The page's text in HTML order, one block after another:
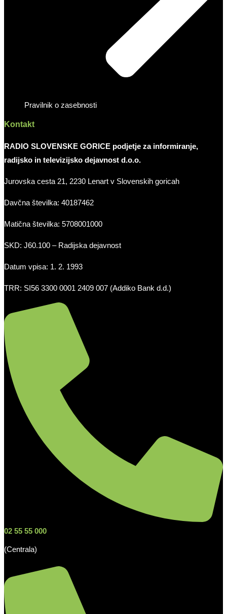
Pravilnik o zasebnosti
Kontakt
RADIO SLOVENSKE GORICE podjetje za informiranje,
radijsko in televizijsko dejavnost d.o.o.
Jurovska cesta 21, 2230 Lenart v Slovenskih goricah
Davčna številka: 40187462
Matična številka: 5708001000
SKD: J60.100 – Radijska dejavnost
Datum vpisa: 1. 2. 1993
TRR: SI56 3300 0001 2409 007 (Addiko Bank d.d.)
02 55 55 000
(Centrala)